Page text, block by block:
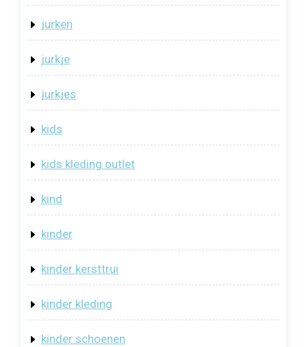
jurken
jurkje
jurkjes
kids
kids kleding outlet
kind
kinder
kinder kersttrui
kinder kleding
kinder schoenen